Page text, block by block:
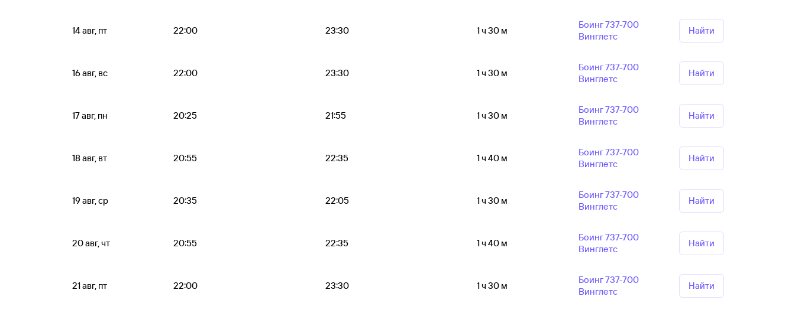
14 авг, пт 22:00 23:30 1 ч 30 м
Боинг 737-700
Винглетс
Найти
16 авг, вс 22:00 23:30 1 ч 30 м
Боинг 737-700
Винглетс
Найти
17 авг, пн 20:25 21:55 1 ч 30 м
Боинг 737-700
Винглетс
Найти
18 авг, вт 20:55 22:35 1 ч 40 м
Боинг 737-700
Винглетс
Найти
19 авг, ср 20:35 22:05 1 ч 30 м
Боинг 737-700
Винглетс
Найти
20 авг, чт 20:55 22:35 1 ч 40 м
Боинг 737-700
Винглетс
Найти
21 авг, пт 22:00 23:30 1 ч 30 м
Боинг 737-700
Винглетс
Найти